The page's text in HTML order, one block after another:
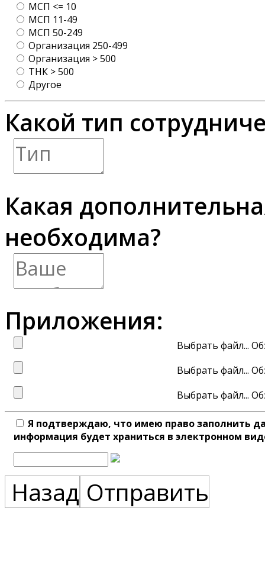
МСП <= 10
МСП 11-49
МСП 50-249
Организация 250-499
Организация > 500
ТНК > 500
Другое
Какой тип
Какая
необходима?
Приложения:
Выбрать файл...
Выбрать файл...
Выбрать файл...
Я подтверждаю, что имею право заполнить
информация будет храниться в электронном
Назад Отправить